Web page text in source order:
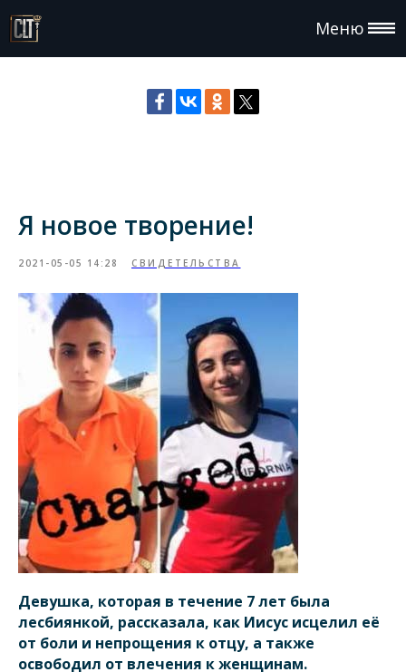
Меню
Я новое творение!
2021-05-05 14:28 СВИДЕТЕЛЬСТВА
Девушка, которая в течение 7 лет была
лесбиянкой, рассказала, как Иисус исцелил её
от боли и непрощения к отцу, а также
освободил от влечения к женщинам.